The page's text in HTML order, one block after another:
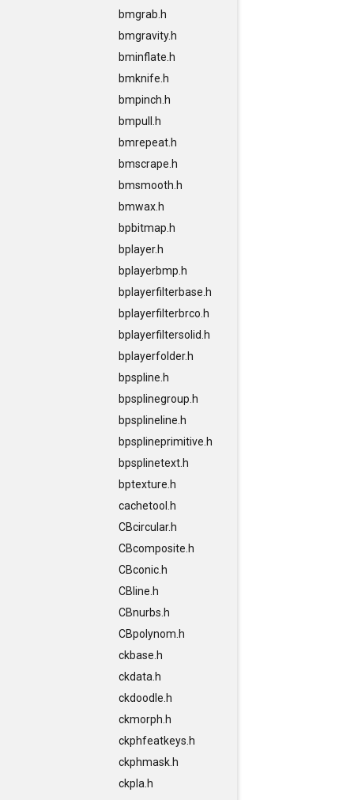
bmgrab.h
bmgravity.h
bminflate.h
bmknife.h
bmpinch.h
bmpull.h
bmrepeat.h
bmscrape.h
bmsmooth.h
bmwax.h
bpbitmap.h
bplayer.h
bplayerbmp.h
bplayerfilterbase.h
bplayerfilterbrco.h
bplayerfiltersolid.h
bplayerfolder.h
bpspline.h
bpsplinegroup.h
bpsplineline.h
bpsplineprimitive.h
bpsplinetext.h
bptexture.h
cachetool.h
CBcircular.h
CBcomposite.h
CBconic.h
CBline.h
CBnurbs.h
CBpolynom.h
ckbase.h
ckdata.h
ckdoodle.h
ckmorph.h
ckphfeatkeys.h
ckphmask.h
ckpla.h